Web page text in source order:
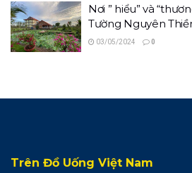
Nơi ” hiểu” và
Tường Nguyên
03/05/2024 0
Trên Đồ Uống Việt Nam